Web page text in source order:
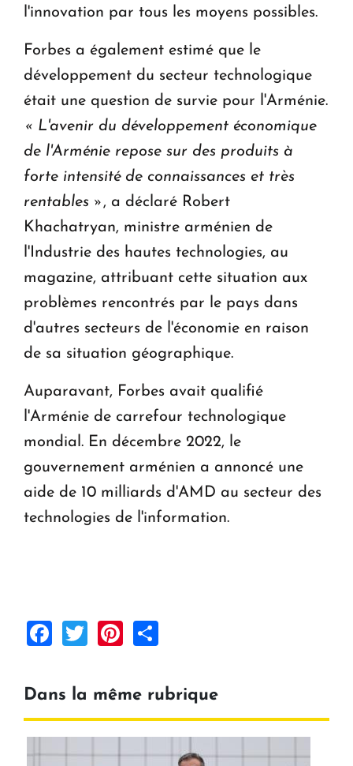
l'innovation par tous les moyens possibles.
Forbes a également estimé que le
développement du secteur technologique
était une question de survie pour l'Arménie.
« L'avenir du développement économique
de l'Arménie repose sur des produits à
forte intensité de connaissances et très
rentables » , a déclaré Robert
Khachatryan, ministre arménien de
l'Industrie des hautes technologies, au
magazine, attribuant cette situation aux
problèmes rencontrés par le pays dans
d'autres secteurs de l'économie en raison
de sa situation géographique.
Auparavant, Forbes avait qualifié
l'Arménie de carrefour technologique
mondial. En décembre 2022, le
gouvernement arménien a annoncé une
aide de 10 milliards d'AMD au secteur des
technologies de l'information.
Facebook
TwitterPinterest
Dans la même rubrique